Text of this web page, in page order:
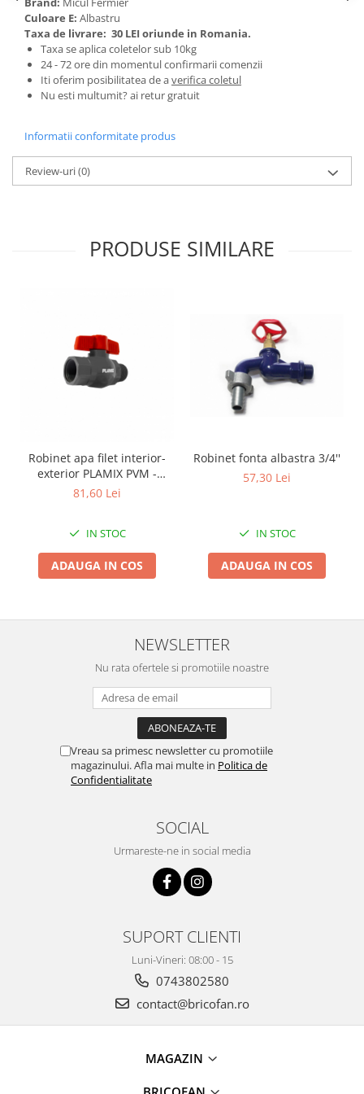
Tractoraș de tuns gazonul
Zootehnie
Incubatoare, oparitoare si
deplumatoare
Echipamente pentru animale
Piese si accesorii aparate de tuns
Tarcuri animale
Semanatori
Roabe & accesorii
Lopeti zapada
Zdrobitoare si teascuri
Zdrobitoare electrice & manuale
Zdrobitoare manuale
Masini de cusut si accesorii
Suflante si aspiratoare exterior
Unelte manuale de gradina -
Folie si plase pt plante
Masini de maturat manuale
Pentru Casa si Camping
Aragaze, plite, piese butelii de
Pirostrii si accesorii pentru gatit
Prelungitoare & cabluri electrice
Culoare E: Albastru
Taxa de livrare: 30 LEI oriunde in Romania.
Taxa se aplica coletelor sub 10kg
24 - 72 ore din momentul confirmarii comenzii
Iti oferim posibilitatea de averifica coletul
Nu esti multumit? ai retur gratuit
Informatii conformitate produs
Review-uri(0)
PRODUSE SIMILARE
Robinet apa filet interior-
exterior PLAMIX PVM -
3/4&quot; PVC - Pachet 16
81,60 Lei
IN STOC
ADAUGA IN COS
Robinet fonta albastra 3/4''
57,30 Lei
IN STOC
ADAUGA IN COS
NEWSLETTER
Nu rata ofertele si promotiile noastre
Vreau sa primesc newsletter cu promotiile
magazinului. Afla mai multe in Politica de
Confidentialitate
SOCIAL
Urmareste-ne in social media
SUPORT CLIENTI
Luni-Vineri: 08:00 - 15
0743802580
contact@bricofan.ro
MAGAZIN